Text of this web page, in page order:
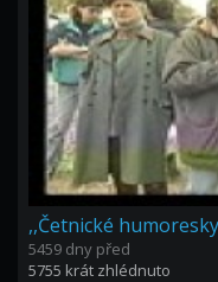
,,Četnické
5459 dny před
5755 krát zhlédnuto